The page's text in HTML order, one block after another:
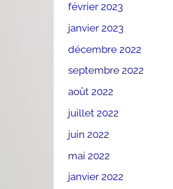
février 2023
janvier 2023
décembre 2022
septembre 2022
août 2022
juillet 2022
juin 2022
mai 2022
janvier 2022